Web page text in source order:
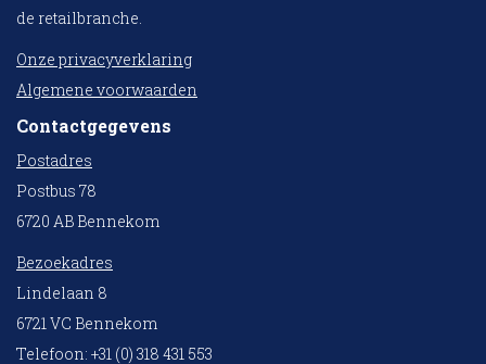
de retailbranche.
Onze privacyverklaring
Algemene voorwaarden
Contactgegevens
Postadres
Postbus 78
6720 AB Bennekom
Bezoekadres
Lindelaan 8
6721 VC Bennekom
Telefoon: +31 (0) 318 431 553